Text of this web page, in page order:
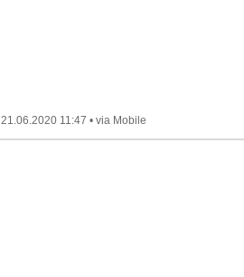
21.06.2020 11:47 •